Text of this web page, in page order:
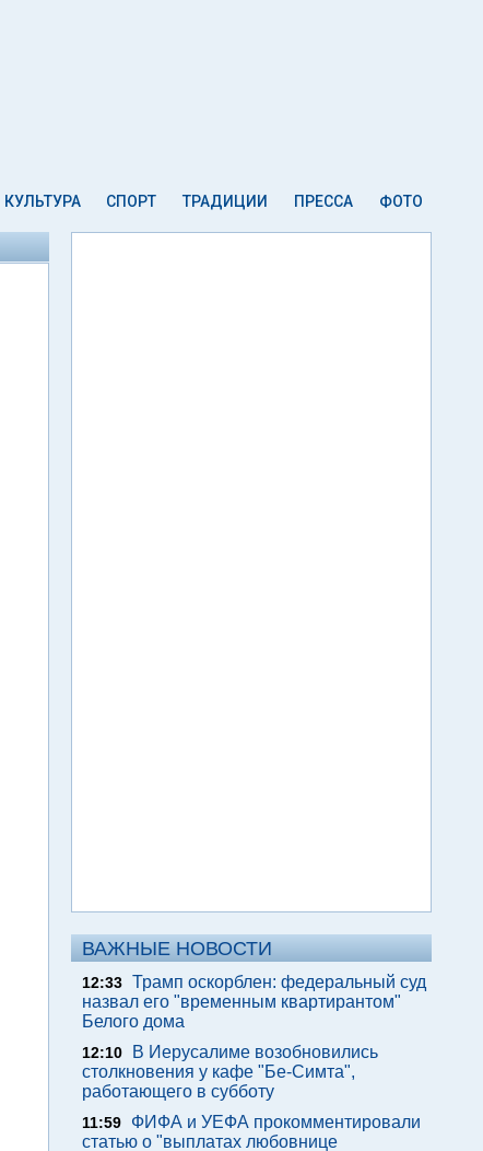
КУЛЬТУРА СПОРТ ТРАДИЦИИ ПРЕССА ФОТО
ВАЖНЫЕ НОВОСТИ
12:33 Трамп оскорблен: федеральный суд
назвал его "временным квартирантом"
Белого дома
12:10
В Иерусалиме возобновились
столкновения у кафе "Бе-Симта",
работающего в субботу
11:59
ФИФА и УЕФА прокомментировали
статью о "выплатах любовнице